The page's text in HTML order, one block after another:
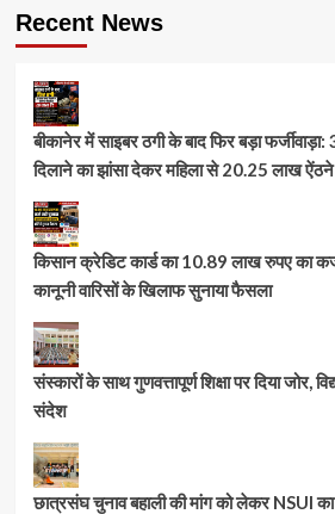
Recent News
बीकानेर में साइबर ठगी के बाद फिर बड़ा
दिलाने का झांसा देकर महिला से 20.25 लाख
किसान क्रेडिट कार्ड का 10.89 लाख रुपए का
कानूनी वारिसों के खिलाफ सुनाया फैसला
संस्कारों के साथ गुणवत्तापूर्ण शिक्षा पर दिया जोर,
संदेश
छात्रसंघ चुनाव बहाली की मांग को लेकर NSUI